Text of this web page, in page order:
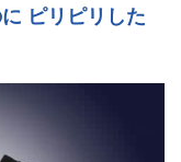
ピリピリした